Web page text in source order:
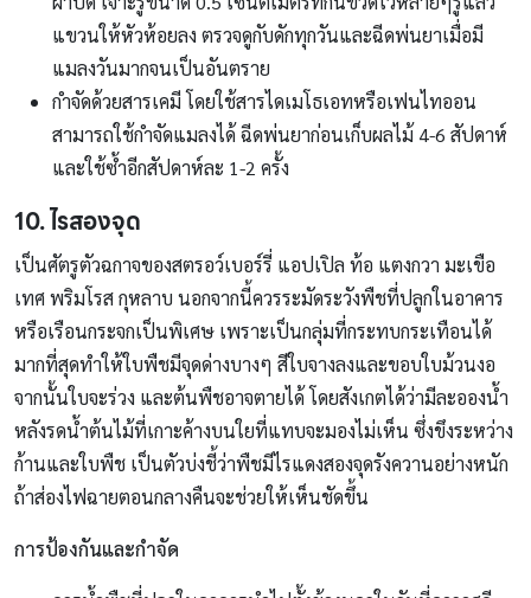
แขวนให้หัวห้อยลง ตรวจดูกับดักทุกวันและฉีดพ่นยาเมื่อมี
แมลงวันมากจนเป็นอันตราย
กำจัดด้วยสารเคมี โดยใช้สารไดเมโธเอทหรือเฟนไทออน
สามารถใช้กำจัดแมลงได้ ฉีดพ่นยาก่อนเก็บผลไม้ 4-6 สัปดาห์
และใช้ซ้ำอีกสัปดาห์ละ 1-2 ครั้ง
10. ไรสองจุด
เป็นศัตรูตัวฉกาจของสตรอว์เบอร์รี่ แอปเปิล ท้อ แตงกวา มะเขือ
เทศ พริมโรส กุหลาบ นอกจากนี้ควรระมัดระวังพืชที่ปลูกในอาคาร
หรือเรือนกระจกเป็นพิเศษ เพราะเป็นกลุ่มที่กระทบกระเทือนได้
มากที่สุดทำให้ใบพืชมีจุดด่างบางๆ สีใบจางลงและขอบใบม้วนงอ
จากนั้นใบจะร่วง และต้นพืชอาจตายได้ โดยสังเกตได้ว่ามีละอองน้ำ
หลังรดน้ำต้นไม้ที่เกาะค้างบนใยที่แทบจะมองไม่เห็น ซึ่งขึงระหว่าง
ก้านและใบพืช เป็นตัวบ่งชี้ว่าพืชมีไรแดงสองจุดรังควานอย่างหนัก
ถ้าส่องไฟฉายตอนกลางคืนจะช่วยให้เห็นชัดขึ้น
การป้องกันและกำจัด